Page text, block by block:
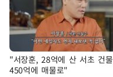
"서장훈, 28억에 산 서초 건물
450억에 매물로"